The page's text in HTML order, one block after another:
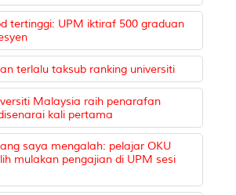
tertinggi: UPM iktiraf 500 graduan
terlalu taksub ranking universiti
Malaysia raih penarafan
kali pertama
saya mengalah: pelajar OKU
mulakan pengajian di UPM sesi